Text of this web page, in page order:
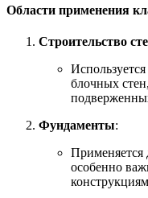
Области применения
Строительство
блочных
Фундаменты:
Применяется
особенно